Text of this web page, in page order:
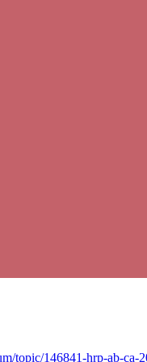
topic/146841-hrp-ab-